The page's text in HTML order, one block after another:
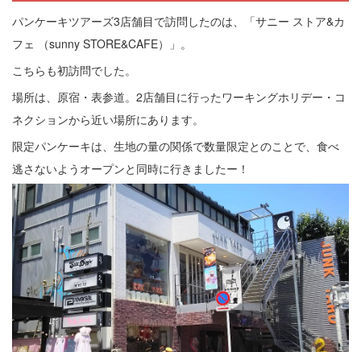
パンケーキツアーズ3店舗目で訪問したのは、「サニー ストア&カ
フェ （sunny STORE&CAFE）」。
こちらも初訪問でした。
場所は、原宿・表参道。2店舗目に行ったワーキングホリデー・コ
ネクションから近い場所にあります。
限定パンケーキは、生地の量の関係で数量限定とのことで、食べ
逃さないようオープンと同時に行きましたー！